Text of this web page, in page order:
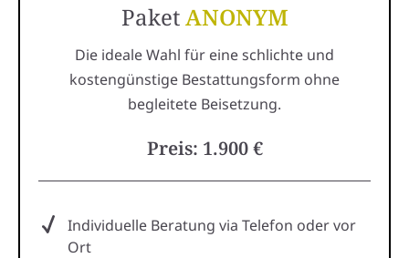
PaketANONYM
Die ideale Wahl für eine schlichte und
kostengünstige Bestattungsform ohne
begleitete Beisetzung.
Preis: 1.900 €
Individuelle Beratung via Telefon oder vor
Ort